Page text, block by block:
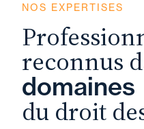
NOS EXPERTISES
reconnus
domaines
du droit